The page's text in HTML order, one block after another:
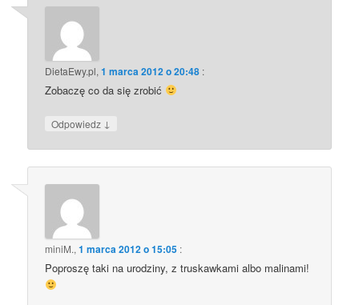
DietaEwy.pl,1 marca 2012 o 20:48 :
Zobaczę co da się zrobić
Odpowiedz ↓
miniM.,1 marca 2012 o 15:05 :
Poproszę taki na urodziny, z truskawkami albo malinami!